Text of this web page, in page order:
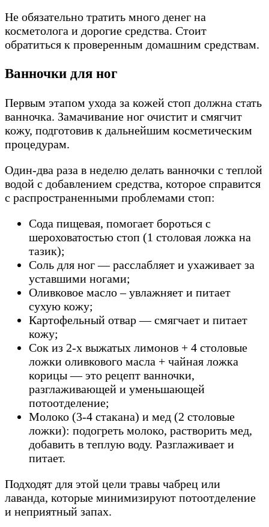
Не обязательно тратить много денег на
косметолога и дорогие средства. Стоит
обратиться к проверенным домашним средствам.
Ванночки для ног
Первым этапом ухода за кожей стоп должна стать
ванночка. Замачивание ног очистит и смягчит
кожу, подготовив к дальнейшим косметическим
процедурам.
Один-два раза в неделю делать ванночки с теплой
водой с добавлением средства, которое справится
с распространенными проблемами стоп:
Сода пищевая, помогает бороться с
шероховатостью стоп (1 столовая ложка на
тазик);
Соль для ног — расслабляет и ухаживает за
уставшими ногами;
Оливковое масло – увлажняет и питает
сухую кожу;
Картофельный отвар — смягчает и питает
кожу;
Сок из 2-х выжатых лимонов + 4 столовые
ложки оливкового масла + чайная ложка
корицы — это рецепт ванночки,
разглаживающей и уменьшающей
потоотделение;
Молоко (3-4 стакана) и мед (2 столовые
ложки): подогреть молоко, растворить мед,
добавить в теплую воду. Разглаживает и
питает.
Подходят для этой цели травы чабрец или
лаванда, которые минимизируют потоотделение
и неприятный запах.